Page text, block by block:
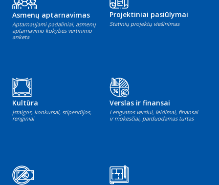
Asmenų aptarnavimas
Aptarnaujami padaliniai, asmenų
aptarnavimo kokybės vertinimo
anketa
Projektiniai pasiūlymai
Statinių projektų viešinimas
Kultūra
Įstaigos, konkursai, stipendijos,
renginiai
Verslas ir finansai
Lengvatos verslui, leidimai, finansai
ir mokesčiai, parduodamas turtas